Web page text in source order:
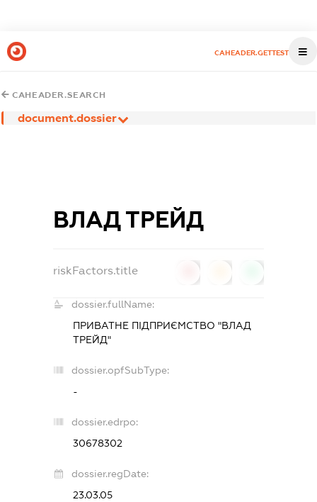
CAHEADER.GETTEST
CAHEADER.SEARCH
document.dossier
ВЛАД ТРЕЙД
riskFactors.title
dossier.fullName:
ПРИВАТНЕ ПІДПРИЄМСТВО "ВЛАД
ТРЕЙД"
dossier.opfSubType:
-
dossier.edrpo:
30678302
dossier.regDate:
23.03.05